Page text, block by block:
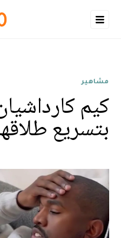
مشاهير
كيم
بتسريع